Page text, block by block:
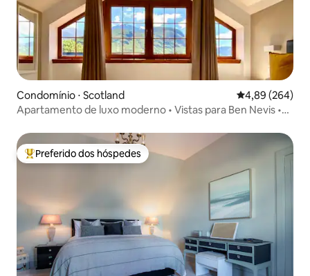
Condomínio ⋅ Scotland 4,89 de uma
4,89 (264)
Apartamento de luxo moderno • Vistas para Ben Nevis •
Entre os melhores preferidos dos hóspedes
Preferido dos hóspedes